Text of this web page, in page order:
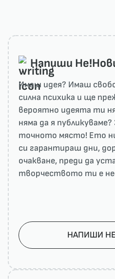
Напиши
Имаш идея? Имаш
силна психика и ще
вероятно идеята ти
няма да я
точното място! Ето
си гарантираш дни,
очакване, преди да
творчеството ти е
НАПИШИ